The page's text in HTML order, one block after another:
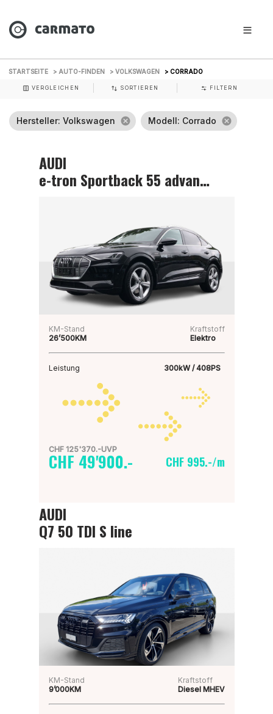
STARTSEITE > AUTO-FINDEN > VOLKSWAGEN > CORRADO
VERGLEICHEN SORTIEREN FILTERN
Hersteller: Volkswagen cancel Modell: Corrado cancel
AUDI
e-tron Sportback 55 advanced
KM-Stand
26’500KM
Kraftstoff
Elektro
Leistung 300kW / 408PS
CHF 125'370.-UVP
CHF 49'900.- CHF 995.-/m
AUDI
Q7 50 TDI S line
KM-Stand
9’000KM
Kraftstoff
Diesel MHEV